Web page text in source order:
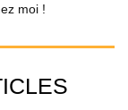
moi !